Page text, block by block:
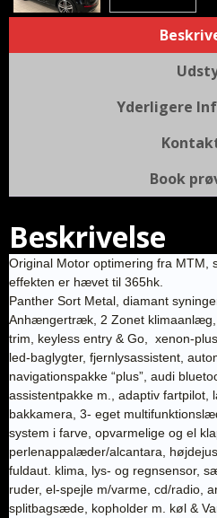
Yderligere
Book
Beskrivelse
Original Motor optimering fra MTM,
effekten er hævet til 365hk.
Panther Sort Metal, diamant
Anhængertræk, 2 Zonet klimaanlæg,
trim, keyless entry & Go, xenon-
led-baglygter, fjernlysassistent,
navigationspakke “plus”, audi
assistentpakke m., adaptiv fartpilot,
bakkamera, 3- eget
system i farve, opvarmelige og el
perlenappalæder/alcantara,
fuldaut. klima, lys- og regnsensor,
ruder, el-spejle m/varme, cd/radio,
splitbagsæde, kopholder m. køl &